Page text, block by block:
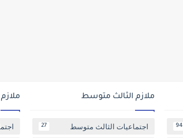
94
ملازم الثالث متوسط
اجتماعيات الثالث متوسط 27